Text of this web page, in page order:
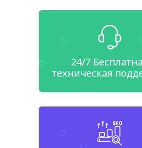
24/7
техническая